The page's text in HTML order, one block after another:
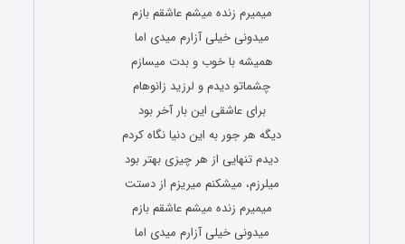
میمیرم زنده میشم عاشقم بازم
میدونی خیلی آزارم میدی اما
همیشه با خوب و بدت میسازم
چشماتو دیدم و لرزید زانوهام
برای عاشقی این بار آخر بود
دیگه هر جور به این دنیا نگاه کردم
دیدم تنهایی از هر چیزی بهتر بود
میلرزم، میشکنم میریزم از دستت
میمیرم زنده میشم عاشقم بازم
میدونی خیلی آزارم میدی اما